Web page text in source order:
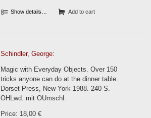
Show details… Add to cart
Schindler, George:
Magic with Everyday Objects. Over 150
tricks anyone can do at the dinner table.
Dorset Press, New York 1988. 240 S.
OHLwd. mit OUmschl.
Price: 18,00 €